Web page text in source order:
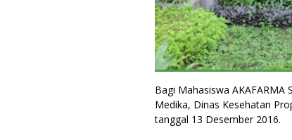
Bagi Mahasiswa
Medika, Dinas Kesehatan
tanggal 13 Desember 2016.